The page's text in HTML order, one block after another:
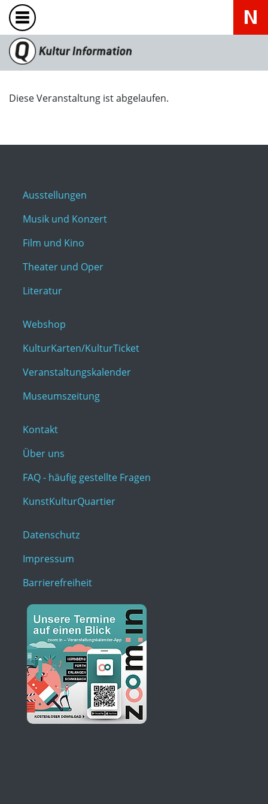
Diese Veranstaltung ist abgelaufen.
Ausstellungen
Musik und Konzert
Film und Kino
Theater und Oper
Literatur
Webshop
KulturKarten/KulturTicket
Veranstaltungskalender
Museumszeitung
Kontakt
Über uns
FAQ - häufig gestellte Fragen
KunstKulturQuartier
Datenschutz
Impressum
Barrierefreiheit